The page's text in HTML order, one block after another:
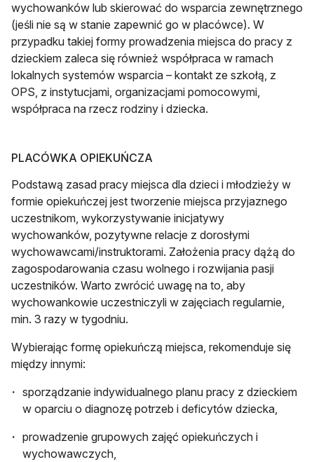
wychowanków lub skierować do wsparcia zewnętrznego
(jeśli nie są w stanie zapewnić go w placówce). W
przypadku takiej formy prowadzenia miejsca do pracy z
dzieckiem zaleca się również współpraca w ramach
lokalnych systemów wsparcia – kontakt ze szkołą, z
OPS, z instytucjami, organizacjami pomocowymi,
współpraca na rzecz rodziny i dziecka.
PLACÓWKA OPIEKUŃCZA
Podstawą zasad pracy miejsca dla dzieci i młodzieży w
formie opiekuńczej jest tworzenie miejsca przyjaznego
uczestnikom, wykorzystywanie inicjatywy
wychowanków, pozytywne relacje z dorosłymi
wychowawcami/instruktorami. Założenia pracy dążą do
zagospodarowania czasu wolnego i rozwijania pasji
uczestników. Warto zwrócić uwagę na to, aby
wychowankowie uczestniczyli w zajęciach regularnie,
min. 3 razy w tygodniu.
Wybierając formę opiekuńczą miejsca, rekomenduje się
między innymi:
sporządzanie indywidualnego planu pracy z dzieckiem
w oparciu o diagnozę potrzeb i deficytów dziecka,
prowadzenie grupowych zajęć opiekuńczych i
wychowawczych,